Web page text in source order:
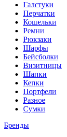
Галстуки
Перчатки
Кошельки
Ремни
Рюкзаки
Шарфы
Бейсболки
Визитницы
Шапки
Кепки
Портфели
Разное
Сумки
Бренды